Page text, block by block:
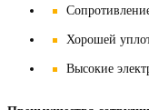
Хорошей
Высокие